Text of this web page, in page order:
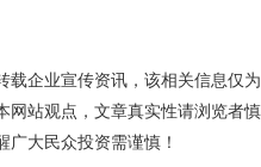
载企业宣传资讯，该相关信息仅为
网站观点，文章真实性请浏览者慎
大民众投资需谨慎！